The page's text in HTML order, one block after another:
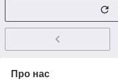
Про нас